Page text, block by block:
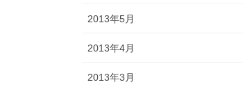
2013年5月
2013年4月
2013年3月